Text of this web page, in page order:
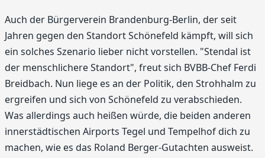
Auch der Bürgerverein Brandenburg-Berlin, der seit
Jahren gegen den Standort Schönefeld kämpft, will sich
ein solches Szenario lieber nicht vorstellen. "Stendal ist
der menschlichere Standort", freut sich BVBB-Chef Ferdi
Breidbach. Nun liege es an der Politik, den Strohhalm zu
ergreifen und sich von Schönefeld zu verabschieden.
Was allerdings auch heißen würde, die beiden anderen
innerstädtischen Airports Tegel und Tempelhof dich zu
machen, wie es das Roland Berger-Gutachten ausweist.